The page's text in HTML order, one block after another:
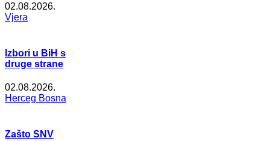
02.08.2026.
Vjera
Izbori u BiH s
druge strane
02.08.2026.
Herceg Bosna
Zašto SNV